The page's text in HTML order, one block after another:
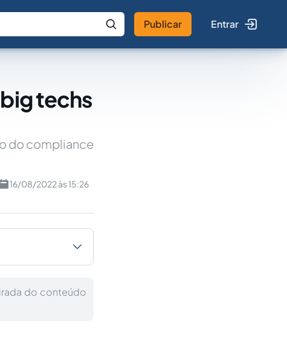
a IA Buscar no Jus
Publicar Entrar
techs
do compliance
16/08/2022 às 15:26
do conteúdo